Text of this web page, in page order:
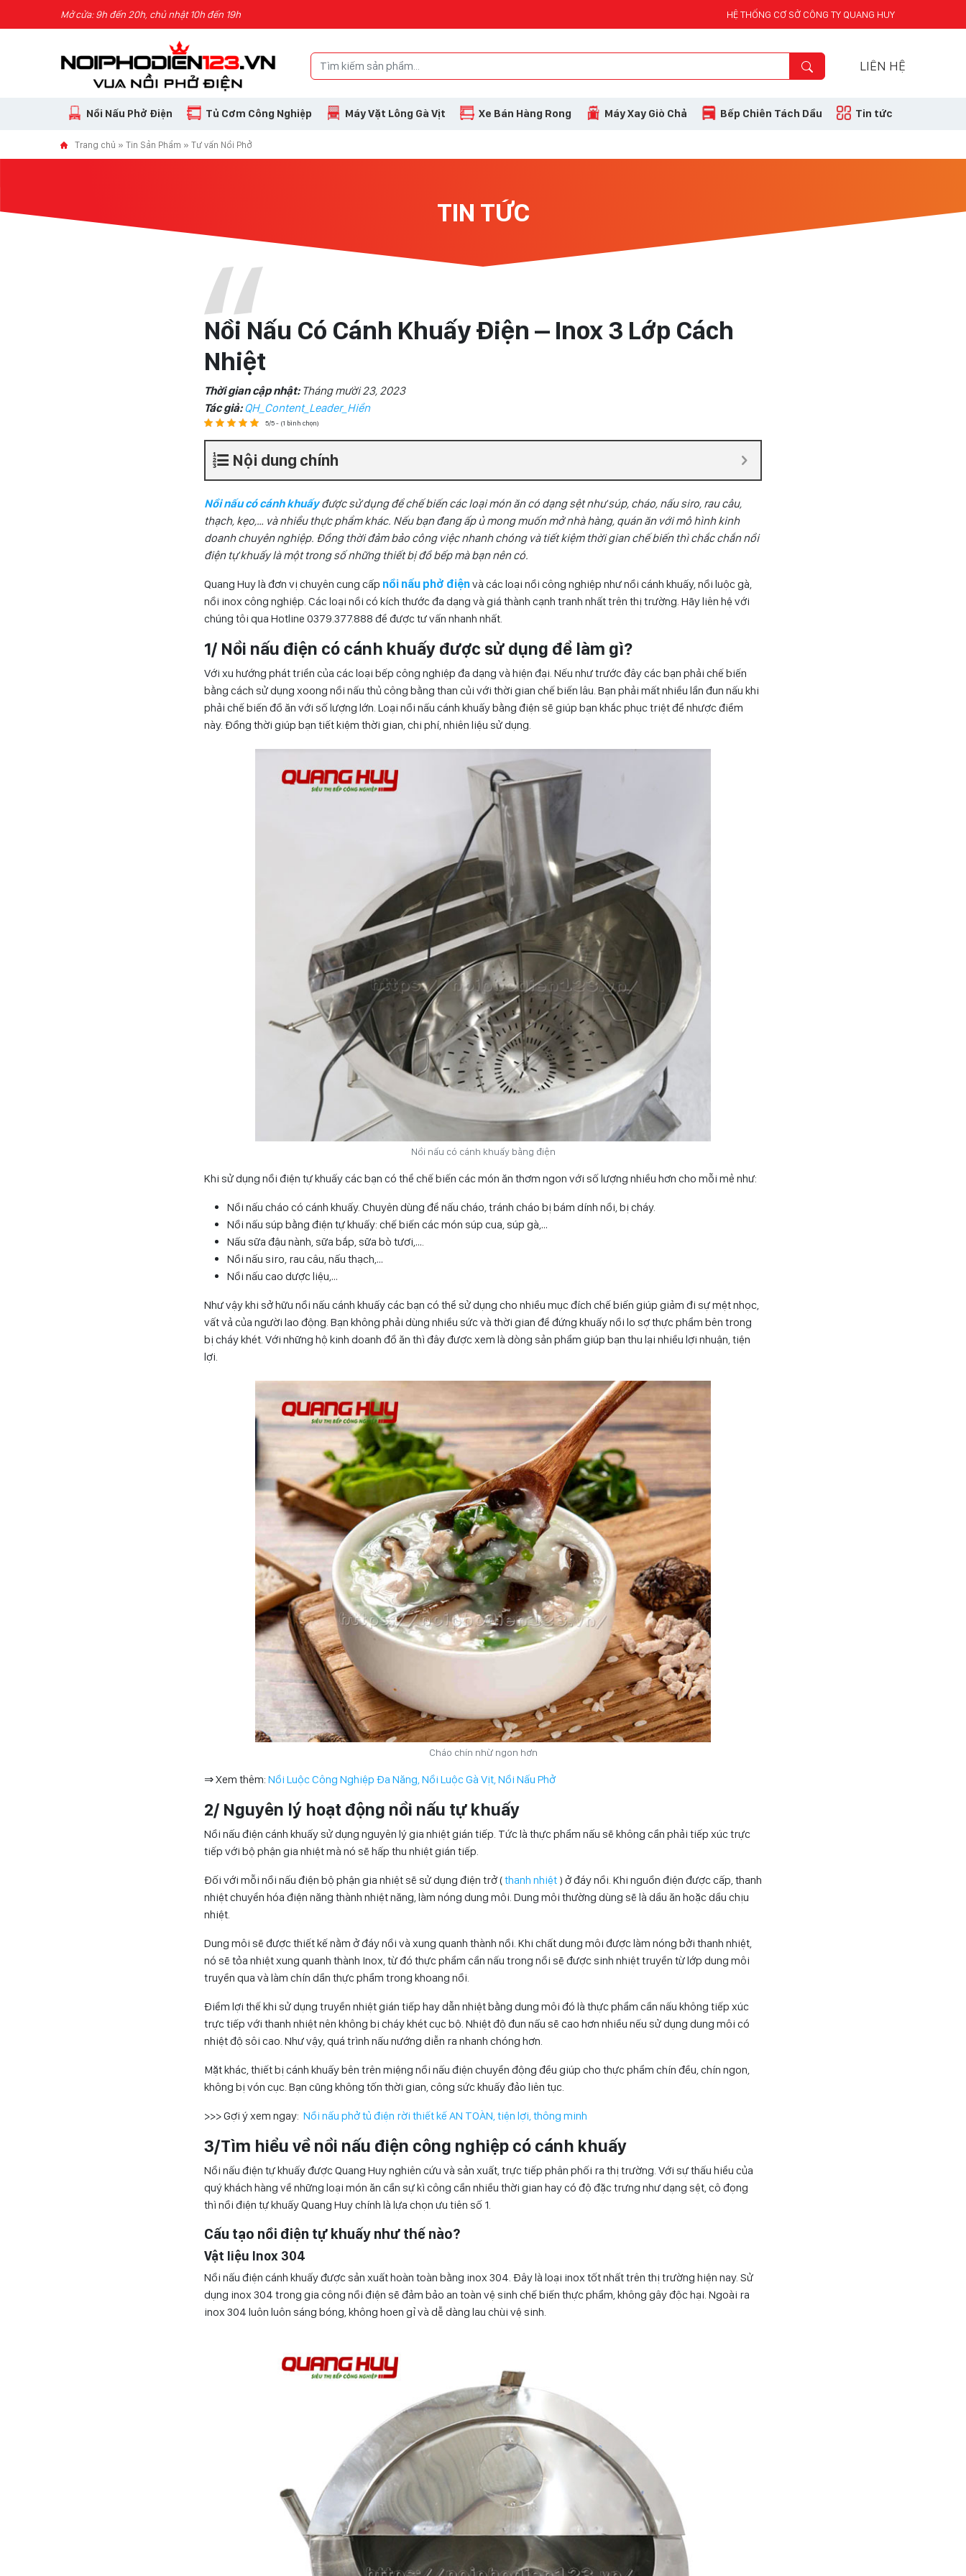
Skip to contentMở cửa: 9h đến 20h, chủ nhật 10h đến 19h HỆ THỐNG CƠ SỞ CÔNG TY QUANG HUY
LIÊN HỆ
Nồi Nấu Phở Điện Tủ Cơm Công Nghiệp Máy Vặt Lông Gà Vịt Xe Bán Hàng Rong Máy Xay Giò Chả Bếp Chiên Tách Dầu Tin tức
Trang chủ » Tin Sản Phẩm » Tư vấn Nồi Phở
TIN TỨC
Nồi Nấu Có Cánh Khuấy Điện – Inox 3 Lớp Cách
Nhiệt
Thời gian cập nhật: Tháng mười 23, 2023
Tác giả:QH_Content_Leader_Hiền
5/5 - (1 bình chọn)
Nội dung chính
Nồi nấu có cánh khuấyđược sử dụng để chế biến các loại món ăn có dạng sệt như súp, cháo, nấu siro, rau câu,
thạch, kẹo,… và nhiều thực phẩm khác. Nếu bạn đang ấp ủ mong muốn mở nhà hàng, quán ăn với mô hình kinh
doanh chuyên nghiệp. Đồng thời đảm bảo công việc nhanh chóng và tiết kiệm thời gian chế biến thì chắc chắn nồi
điện tự khuấy là một trong số những thiết bị đồ bếp mà bạn nên có.
Quang Huy là đơn vị chuyên cung cấp nồi nấu phở điệnvà các loại nồi công nghiệp như nồi cánh khuấy, nồi luộc gà,
nồi inox công nghiệp. Các loại nồi có kích thước đa dạng và giá thành cạnh tranh nhất trên thị trường. Hãy liên hệ với
chúng tôi qua Hotline 0379.377.888 để được tư vấn nhanh nhất.
1/ Nồi nấu điện có cánh khuấy được sử dụng để làm gì?
Với xu hướng phát triển của các loại bếp công nghiệp đa dạng và hiện đại. Nếu như trước đây các bạn phải chế biến
bằng cách sử dụng xoong nồi nấu thủ công bằng than củi với thời gian chế biến lâu. Bạn phải mất nhiều lần đun nấu khi
phải chế biến đồ ăn với số lượng lớn. Loại nồi nấu cánh khuấy bằng điện sẽ giúp bạn khắc phục triệt để nhược điểm
này. Đồng thời giúp bạn tiết kiệm thời gian, chi phí, nhiên liệu sử dụng.
Nồi nấu có cánh khuấy bằng điện
Khi sử dụng nồi điện tự khuấy các bạn có thể chế biến các món ăn thơm ngon với số lượng nhiều hơn cho mỗi mẻ như:
Nồi nấu cháo có cánh khuấy. Chuyên dùng để nấu cháo, tránh cháo bị bám dính nồi, bị cháy.
Nồi nấu súp bằng điện tự khuấy: chế biến các món súp cua, súp gà,…
Nấu sữa đậu nành, sữa bắp, sữa bò tươi,….
Nồi nấu siro, rau câu, nấu thạch,…
Nồi nấu cao dược liệu,…
Như vậy khi sở hữu nồi nấu cánh khuấy các bạn có thể sử dụng cho nhiều mục đích chế biến giúp giảm đi sự mệt nhọc,
vất vả của người lao động. Bạn không phải dùng nhiều sức và thời gian để đứng khuấy nồi lo sợ thực phẩm bên trong
bị cháy khét. Với những hộ kinh doanh đồ ăn thì đây được xem là dòng sản phẩm giúp bạn thu lại nhiều lợi nhuận, tiện
lợi.
Cháo chín nhừ ngon hơn
⇒ Xem thêm: Nồi Luộc Công Nghiệp Đa Năng, Nồi Luộc Gà Vịt, Nồi Nấu Phở
2/ Nguyên lý hoạt động nồi nấu tự khuấy
Nồi nấu điện cánh khuấy sử dụng nguyên lý gia nhiệt gián tiếp. Tức là thực phẩm nấu sẽ không cần phải tiếp xúc trực
tiếp với bộ phận gia nhiệt mà nó sẽ hấp thu nhiệt gián tiếp.
Đối với mỗi nồi nấu điện bộ phận gia nhiệt sẽ sử dụng điện trở (thanh nhiệt ) ở đáy nồi. Khi nguồn điện được cấp, thanh
nhiệt chuyển hóa điện năng thành nhiệt năng, làm nóng dung môi. Dung môi thường dùng sẽ là dầu ăn hoặc dầu chịu
nhiệt.
Dung môi sẽ được thiết kế nằm ở đáy nồi và xung quanh thành nồi. Khi chất dung môi được làm nóng bởi thanh nhiệt,
nó sẽ tỏa nhiệt xung quanh thành Inox, từ đó thực phẩm cần nấu trong nồi sẽ được sinh nhiệt truyền từ lớp dung môi
truyền qua và làm chín dần thực phẩm trong khoang nồi.
Điểm lợi thế khi sử dụng truyền nhiệt gián tiếp hay dẫn nhiệt bằng dung môi đó là thực phẩm cần nấu không tiếp xúc
trực tiếp với thanh nhiệt nên không bị cháy khét cục bộ. Nhiệt độ đun nấu sẽ cao hơn nhiều nếu sử dụng dung môi có
nhiệt độ sôi cao. Như vậy, quá trình nấu nướng diễn ra nhanh chóng hơn.
Mặt khác, thiết bị cánh khuấy bên trên miệng nồi nấu điện chuyển động đều giúp cho thực phẩm chín đều, chín ngon,
không bị vón cục. Bạn cũng không tốn thời gian, công sức khuấy đảo liên tục.
>>> Gợi ý xem ngay: Nồi nấu phở tủ điện rời thiết kế AN TOÀN, tiện lợi, thông minh
3/Tìm hiểu về nồi nấu điện công nghiệp có cánh khuấy
Nồi nấu điện tự khuấy được Quang Huy nghiên cứu và sản xuất, trực tiếp phân phối ra thị trường. Với sự thấu hiểu của
quý khách hàng về những loại món ăn cần sự kì công cần nhiều thời gian hay có độ đặc trưng như dạng sệt, cô đọng
thì nồi điện tự khuấy Quang Huy chính là lựa chọn ưu tiên số 1.
Cấu tạo nồi điện tự khuấy như thế nào?
Vật liệu Inox 304
Nồi nấu điện cánh khuấy được sản xuất hoàn toàn bằng inox 304. Đây là loại inox tốt nhất trên thị trường hiện nay. Sử
dụng inox 304 trong gia công nồi điện sẽ đảm bảo an toàn vệ sinh chế biến thực phẩm, không gây độc hại. Ngoài ra
inox 304 luôn luôn sáng bóng, không hoen gỉ và dễ dàng lau chùi vệ sinh.